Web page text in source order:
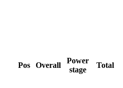
Pos Overall
Power
stage
Total